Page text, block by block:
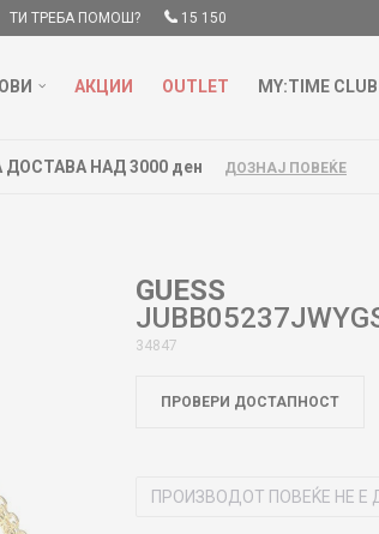
ТИ ТРЕБА ПОМОШ? 15 150
АКЦИИ OUTLET MY:TIME CLUB
НАД 3000 ден ДОЗНАЈ ПОВЕЌЕ
GUESS
34847
ПРОВЕРИ ДОСТАПНОСТ
ПРОИЗВОДОТ ПОВЕЌЕ НЕ Е